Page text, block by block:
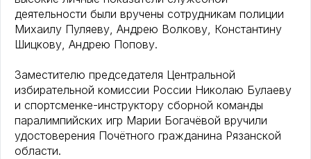
деятельности были вручены сотрудникам полиции
Михаилу Пуляеву, Андрею Волкову, Константину
Шицкову, Андрею Попову.
Заместителю председателя Центральной
избирательной комиссии России Николаю Булаеву
и спортсменке-инструктору сборной команды
паралимпийских игр Марии Богачёвой вручили
удостоверения Почётного гражданина Рязанской
области.